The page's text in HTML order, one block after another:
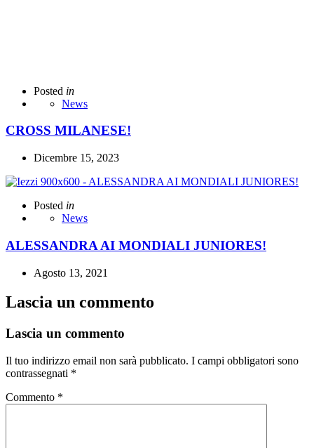
Posted in
News
CROSS MILANESE!
Dicembre 15, 2023
Posted in
News
ALESSANDRA AI MONDIALI JUNIORES!
Agosto 13, 2021
Lascia un commento
Lascia un commento
Il tuo indirizzo email non sarà pubblicato. I campi obbligatori sono
contrassegnati *
Commento *